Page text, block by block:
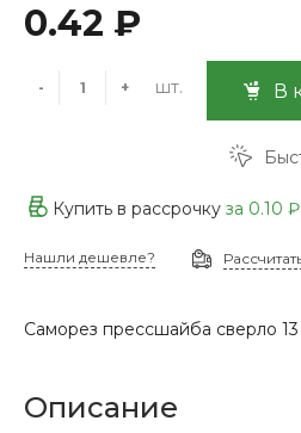
0.42 ₽
- + шт. В
Купить в рассрочку за 0.10 ₽
Нашли дешевле?
Саморез прессшайба сверло 13
Описание